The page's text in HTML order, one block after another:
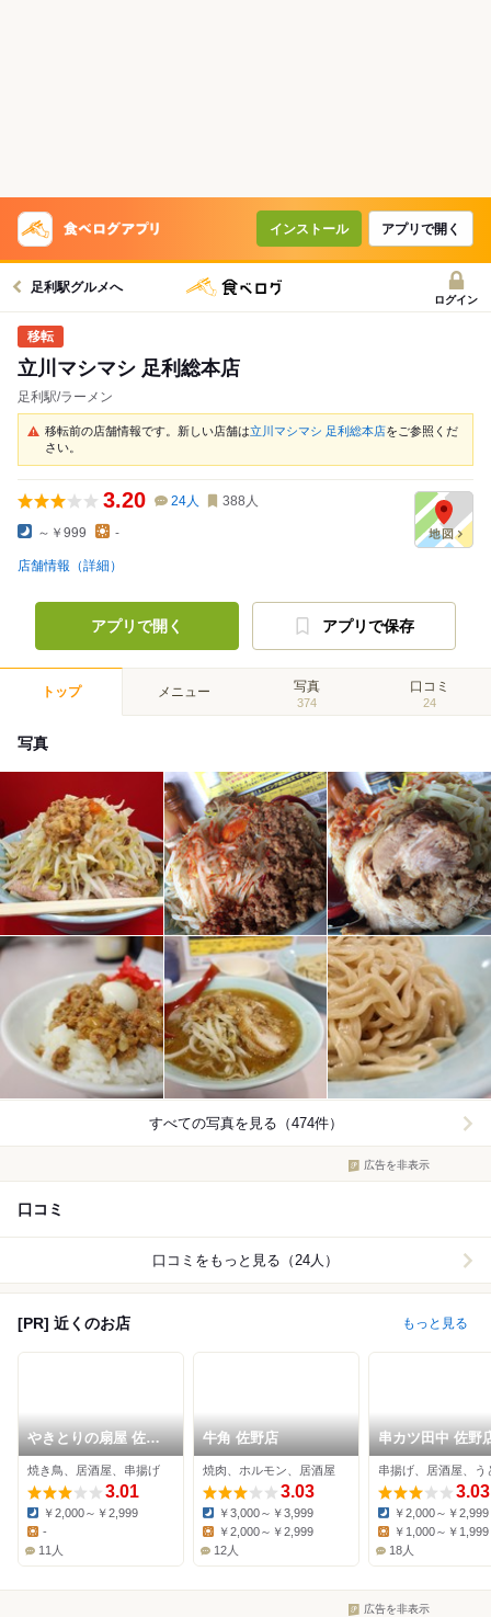
インストール アプリで開く
足利駅グルメへ
ログイン
立川マシマシ 足利総本店
足利駅/ラーメン
移転前の店舗情報です。新しい店舗は立川マシマシ 足利総本店をご参照くだ
さい。
3.20 24人 388 人
～￥999 -
店舗情報（詳細）
アプリで開く アプリで保存
トップ メニュー 写真
374
口コミ
24
写真
すべての写真を見る（474件）
広告を非表示
口コミ
口コミをもっと見る（24人）
[PR] 近くのお店 もっと見る
やきとりの扇屋 佐野
大町店
焼き鳥、居酒屋、串揚げ
3.01
Dinner:
￥2,000～￥2,999
Lunch:
-
11人
牛角 佐野店
焼肉、ホルモン、居酒屋
3.03
Dinner:
￥3,000～￥3,999
Lunch:
￥2,000～￥2,999
12人
串カツ田中 佐野
串揚げ、居酒屋、う
3.03
Dinner:
￥2,000～￥2,999
Lunch:
￥1,000～￥1,999
18人
広告を非表示